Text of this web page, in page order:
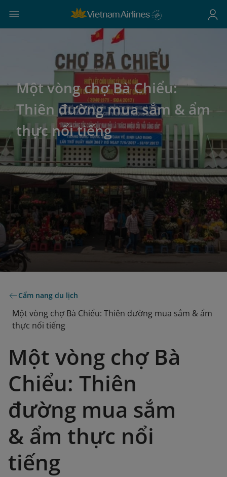
Một vòng chợ Bà Chiểu:
Thiên đường mua sắm & ẩm
thực nổi tiếng
Cẩm nang du lịch
Một vòng chợ Bà Chiểu: Thiên đường mua sắm & ẩm
thực nổi tiếng
Một vòng chợ Bà
Chiểu: Thiên
đường mua sắm
& ẩm thực nổi
tiếng